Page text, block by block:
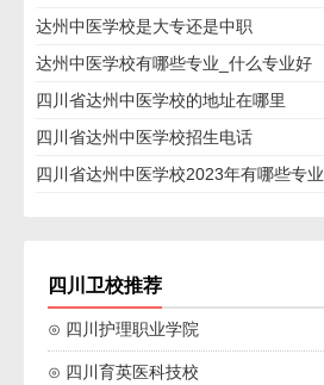
达州中医学校是大专还是中职
达州中医学校有哪些专业_什么专业好
四川省达州中医学校的地址在哪里
四川省达州中医学校招生电话
四川省达州中医学校2023年有哪些专业
四川卫校推荐
⊙ 四川护理职业学院
⊙ 四川育英医科技校